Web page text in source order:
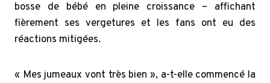
bosse de bébé en pleine croissance – affichant
fièrement ses vergetures et les fans ont eu des
réactions mitigées.
« Mes jumeaux vont très bien », a-t-elle commencé la